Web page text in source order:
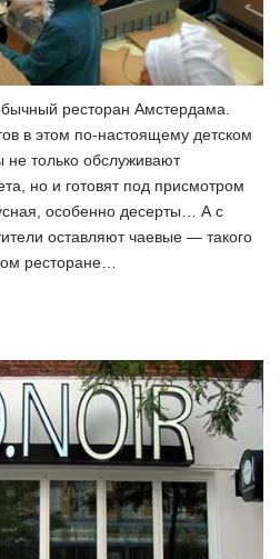
ресторан Амстердама.
в этом по-настоящему детском
только обслуживают
но и готовят под присмотром
особенно десерты… А с
оставляют чаевые — такого
ресторане…